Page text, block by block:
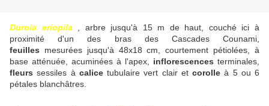
Duroia eriopila , arbre jusqu'à 15 m de haut, couché ici à
proximité d'un des bras des Cascades Counami,
feuilles mesurées jusqu'à 48x18 cm, courtement pétiolées, à
base atténuée, acuminées à l'apex, inflorescences terminales,
fleurs sessiles à calicetubulaire vert clair et corolle à 5 ou 6
pétales blanchâtres.